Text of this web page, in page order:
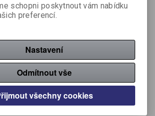
316369
Touch 2 Turbo A3
Výrobce:Leitz
Katalogové číslo:
11 976 Kč (bez DPH:)
schopni poskytnout vám nabídku
preferencí.
Nastavení
Odmítnout vše
všechny cookies